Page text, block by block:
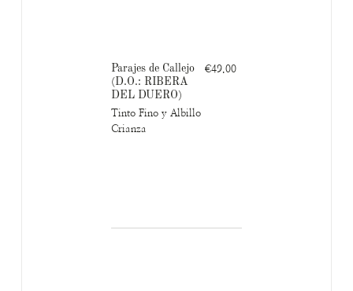
Parajes de Callejo
(D.O.: RIBERA
DEL DUERO)
Tinto Fino y Albillo
Crianza
€49.00